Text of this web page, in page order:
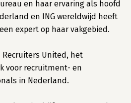
en haar ervaring als hoofd
en ING wereldwijd heeft
expert op haar vakgebied.
United, het
voor recruitment- en
in Nederland.